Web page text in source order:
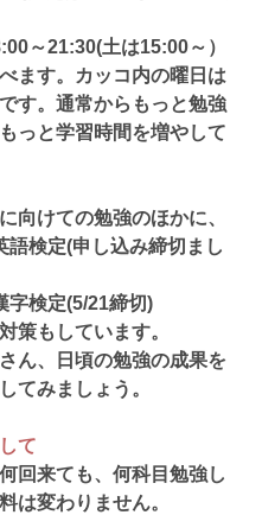
～21:30(土は15:00～）
ます。カッコ内の曜日は
す。通常からもっと勉強
っと学習時間を増やして
向けての勉強のほかに、
語検定(申し込み締切まし
字検定(5/21締切)
策もしています。
ん、日頃の勉強の成果を
てみましょう。
て
回来ても、何科目勉強し
は変わりません。